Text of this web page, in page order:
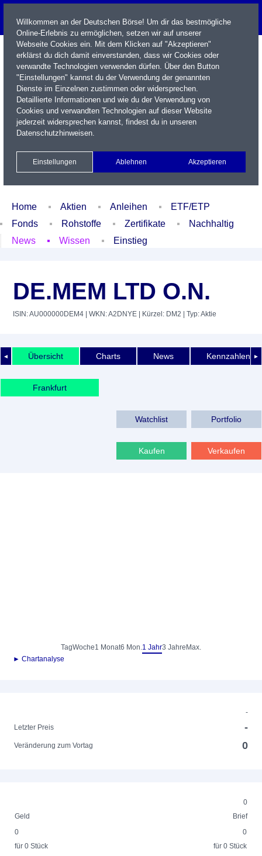
Name / WKN / ISIN / Kürzel
Xetra Realtime
Watchlist Portfolio Login
Home Aktien Anleihen
ETF/ETP
Fonds
Rohstoffe Zertifikate
Nachhaltig
News
Wissen Einstieg
DE.MEM LTD O.N.
ISIN: AU000000DEM4 | WKN: A2DNYE | Kürzel: DM2 | Typ: Aktie
◄ ►
Übersicht Charts News Kennzahlen
Frankfurt
Watchlist Portfolio
Kaufen Verkaufen
TagWoche1 Monat6 Mon.1 Jahr3 Jahre Max.
► Chartanalyse
-
Letzter Preis
-
Veränderung zum Vortag 0
0
Geld
Brief
0
für 0 Stück
0
für 0 Stück
Willkommen an der Deutschen Börse! Um dir das bestmögliche
Online-Erlebnis zu ermöglichen, setzen wir auf unserer
Webseite Cookies ein. Mit dem Klicken auf "Akzeptieren"
erklärst du dich damit einverstanden, dass wir Cookies oder
verwandte Technologien verwenden dürfen. Über den Button
"Einstellungen" kannst du der Verwendung der genannten
Dienste im Einzelnen zustimmen oder widersprechen.
Detaillierte Informationen und wie du der Verwendung von
Cookies und verwandten Technologien auf dieser Website
jederzeit widersprechen kannst, findest du in unseren
Datenschutzhinweisen.
Einstellungen Ablehnen Akzeptieren